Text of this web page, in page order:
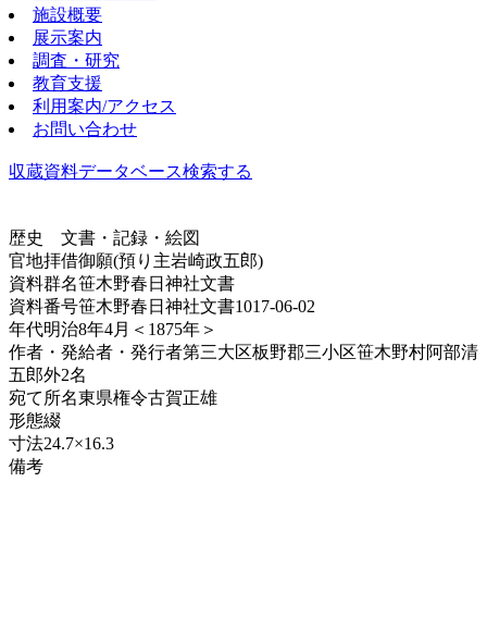
施設概要
展示案内
調査・研究
教育支援
利用案内/アクセス
お問い合わせ
収蔵資料データベース検索する
歴史
文書・記録・絵図
官地拝借御願(預り主岩崎政五郎)
資料群名笹木野春日神社文書
資料番号笹木野春日神社文書1017-06-02
年代明治8年4月＜1875年＞
作者・発給者・発行者第三大区板野郡三小区笹木野村阿部清
五郎外2名
宛て所名東県権令古賀正雄
形態綴
寸法24.7×16.3
備考